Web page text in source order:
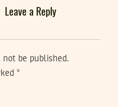
Leave a Reply
be published.
*